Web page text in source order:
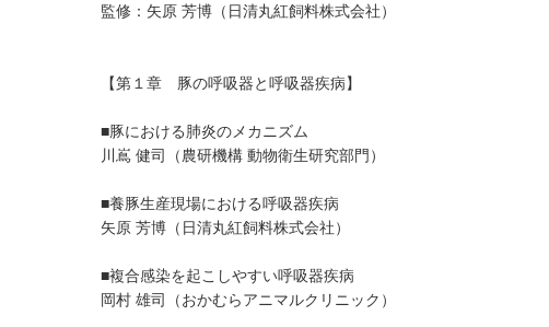
監修：矢原 芳博（日清丸紅飼料株式会社）
【第１章 豚の呼吸器と呼吸器疾病】
■豚における肺炎のメカニズム
川嶌 健司（農研機構 動物衛生研究部門）
■養豚生産現場における呼吸器疾病
矢原 芳博（日清丸紅飼料株式会社）
■複合感染を起こしやすい呼吸器疾病
岡村 雄司（おかむらアニマルクリニック）